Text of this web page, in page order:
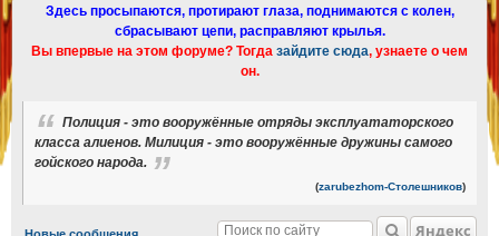
Здесь просыпаются, протирают глаза, поднимаются с колен,
сбрасывают цепи, расправляют крылья.
Вы впервые на этом форуме? Тогда зайдите сюда, узнаете о чем
он.
Полиция - это вооружённые отряды эксплуататорского
класса алиенов. Милиция - это вооружённые дружины самого
гойского народа.
(zarubezhom-Столешников)
Яндекс